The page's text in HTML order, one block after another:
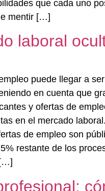
que cada uno
mentir […]
laboral
puede llegar a
en cuenta que
y ofertas de
en el mercado
de empleo son
restante de los